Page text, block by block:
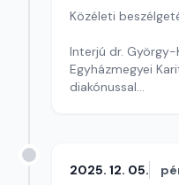
Közéleti
Interjú dr. György-
Egyházmegyei
diakónussal
2025. 12. 05.